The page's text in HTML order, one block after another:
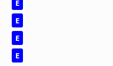
E
E
E
E